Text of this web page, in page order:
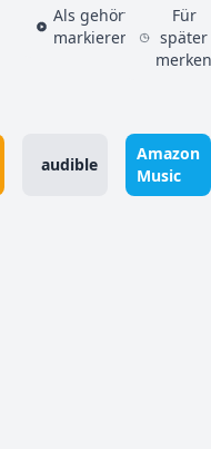
Als gehört
markieren
Für
später
audible
Amazon
Music